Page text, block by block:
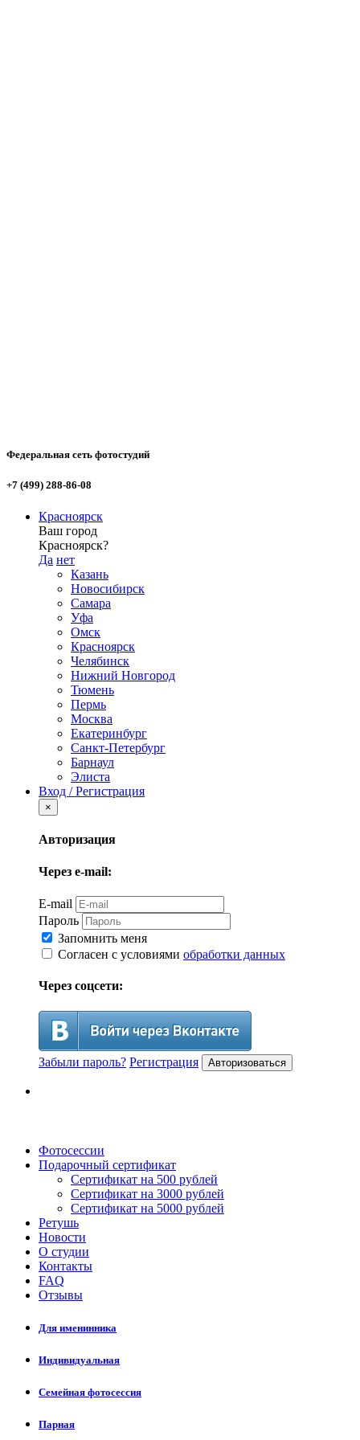
Федеральная сеть фотостудий
+7 (499) 288-86-08
Красноярск
Ваш город
Красноярск?
Да нет
Казань
Новосибирск
Самара
Уфа
Омск
Красноярск
Челябинск
Нижний Новгород
Тюмень
Пермь
Москва
Екатеринбург
Санкт-Петербург
Барнаул
Элиста
Вход / Регистрация
×
Авторизация
Через e-mail:
E-mail
Пароль
Запомнить меня
Согласен с условиями обработки данных
Через соцсети:
Забыли пароль? Регистрация Авторизоваться
Фотосессии
Подарочный сертификат
Сертификат на 500 рублей
Сертификат на 3000 рублей
Сертификат на 5000 рублей
Ретушь
Новости
О студии
Контакты
FAQ
Отзывы
Для именинника
Индивидуальная
Семейная фотосессия
Парная